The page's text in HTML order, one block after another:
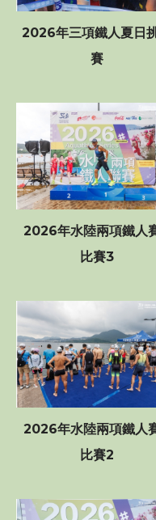
2026年三項鐵人夏日
賽
2026年水陸兩項鐵人
比賽3
2026年水陸兩項鐵人
比賽2